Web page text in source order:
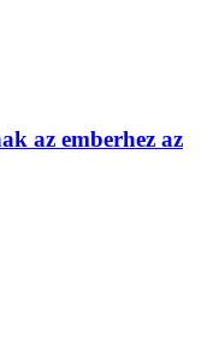
az emberhez az